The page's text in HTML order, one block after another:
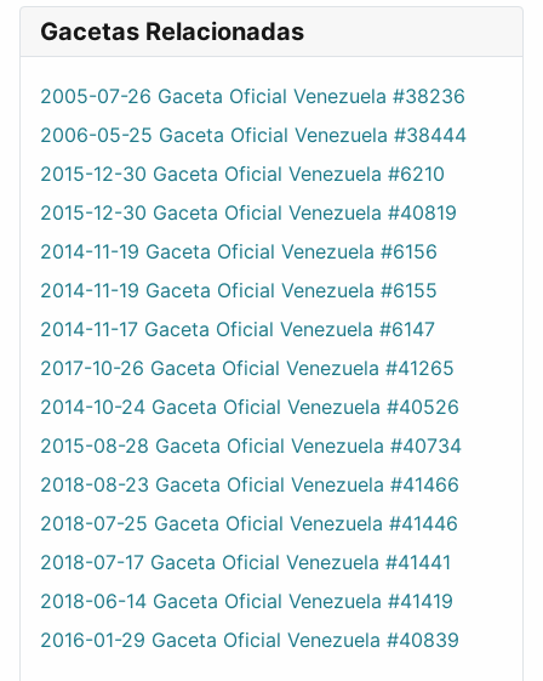
Gacetas Relacionadas
2005-07-26 Gaceta Oficial Venezuela #38236
2006-05-25 Gaceta Oficial Venezuela #38444
2015-12-30 Gaceta Oficial Venezuela #6210
2015-12-30 Gaceta Oficial Venezuela #40819
2014-11-19 Gaceta Oficial Venezuela #6156
2014-11-19 Gaceta Oficial Venezuela #6155
2014-11-17 Gaceta Oficial Venezuela #6147
2017-10-26 Gaceta Oficial Venezuela #41265
2014-10-24 Gaceta Oficial Venezuela #40526
2015-08-28 Gaceta Oficial Venezuela #40734
2018-08-23 Gaceta Oficial Venezuela #41466
2018-07-25 Gaceta Oficial Venezuela #41446
2018-07-17 Gaceta Oficial Venezuela #41441
2018-06-14 Gaceta Oficial Venezuela #41419
2016-01-29 Gaceta Oficial Venezuela #40839